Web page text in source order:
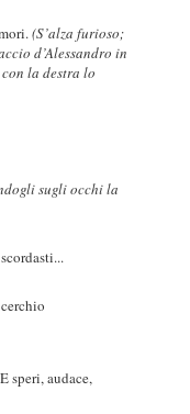
(S’alza furioso;
d’Alessandro in
la destra lo
sugli occhi la